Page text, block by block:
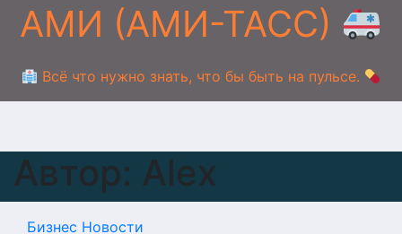
АМИ (АМИ-ТАСС)
Всё что нужно знать, что бы быть на пульсе.
Автор: Alex
Бизнес Новости